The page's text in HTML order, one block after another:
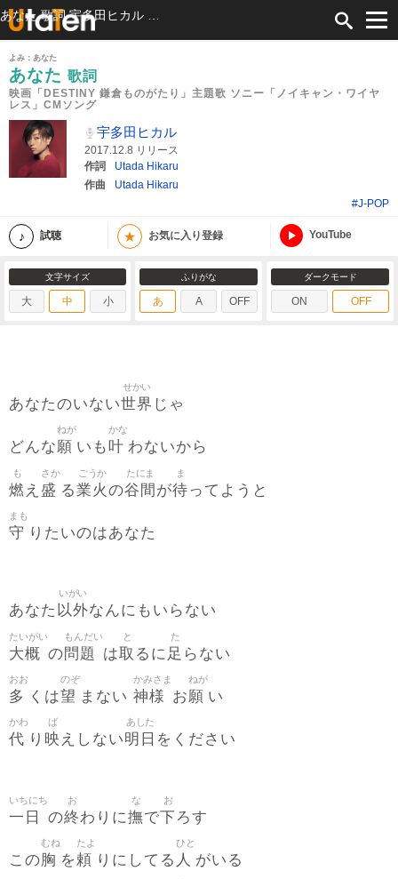
よみ：あなた
あなた 歌詞
映画「DESTINY 鎌倉ものがたり」主題歌 ソニー「ノイキャン・ワイヤ
レス」CMソング
宇多田ヒカル
2017.12.8 リリース
作詞
Utada Hikaru
作曲
Utada Hikaru
#J-POP
試聴 ★ お気に入り登録 YouTube
文字サイズ
大 中 小
ふりがな
あ A OFF
ダークモード
ON OFF
あなたのいない世界
せかい
じゃ
どんな願
ねが
いも叶
かな
わないから
燃
も
え 盛
さか
る業火
ごうか
の谷間
たにま
が待
ま
ってようと
守
まも
りたいのはあなた
あなた 以外
いがい
なんにもいらない
大概
たいがい
の問題
もんだい
は取
と
るに 足
た
らない
多
おお
くは望
のぞ
まない 神様
かみさま
お願
ねが
い
代
かわ
り 映
ば
えしない明日
あした
をください
一日
いちにち
の終
お
わりに撫
な
で下
お
ろす
この胸
むね
を頼
たよ
りにしてる 人
ひと
がいる